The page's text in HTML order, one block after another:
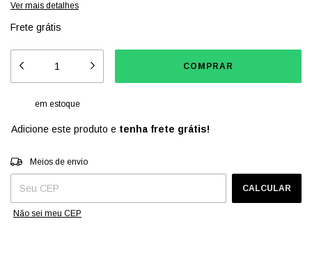
Ver mais detalhes
Frete grátis
em estoque
Adicione este produto e tenha frete grátis!
Entregas para o CEP:
Meios de envio
CALCULAR
Não sei meu CEP